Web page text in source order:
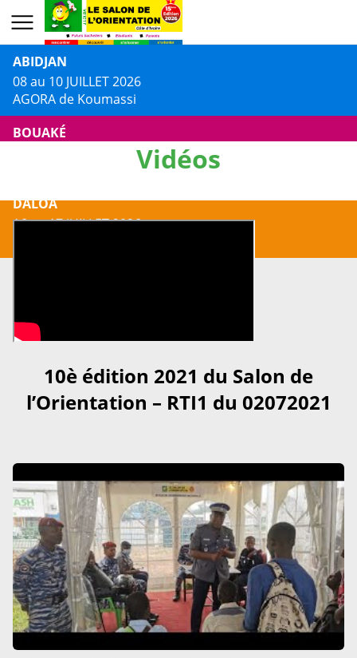
ABIDJAN
08 au 10 JUILLET 2026
AGORA de Koumassi
BOUAKÉ
13 au 14 JUILLET 2026
Centre Culturel Jacques AKA
DALOA
16 au 17 JUILLET 2026
Vidéos
10è édition 2021 du Salon de
l’Orientation – RTI1 du 02072021